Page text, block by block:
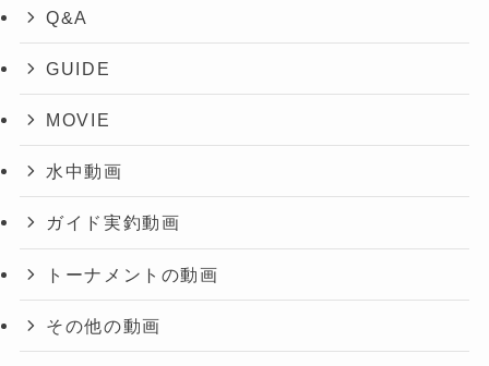
Q&A
GUIDE
MOVIE
水中動画
ガイド実釣動画
トーナメントの動画
その他の動画